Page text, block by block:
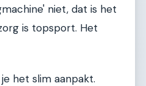
niet, dat is het
is topsport. Het
het slim aanpakt.